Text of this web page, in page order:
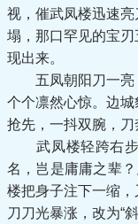
视，催武凤楼迅速
塌，那口罕见的宝
现出来。
五凤朝阳刀一亮，
个个凛然心惊。边
抢先，一抖双腕，刀
武凤楼轻跨右步
名，岂是庸庸之辈
楼把身子注下一缩
刀刀光暴涨，改为“